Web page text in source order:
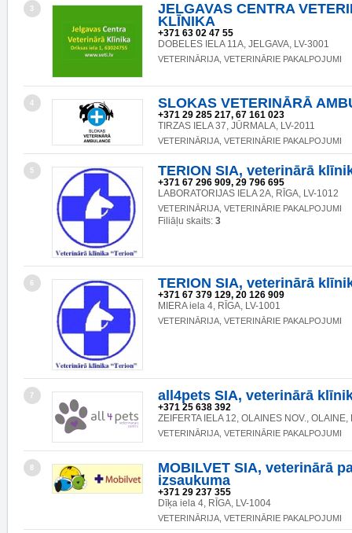
3
JELGAVAS CENTRA
KLĪNIKA
+371 63 02 47 55
DOBELES IELA 11A, JELGAVA, LV-3001
VETERINĀRIJA, VETERINĀRIE PAKALPOJUMI
4 SLOKAS VETERINĀRĀ
+371 29 285 217, 67 161 023
TIRZAS IELA 37, JŪRMALA, LV-2011
VETERINĀRIJA, VETERINĀRIE PAKALPOJUMI
5 TERION SIA, veterinārā
+371 67 296 909, 29 796 695
LABORATORIJAS IELA 2A, RĪGA, LV-1012
VETERINĀRIJA, VETERINĀRIE PAKALPOJUMI
Filiāļu skaits: 3
6 TERION SIA, veterinārā
+371 67 379 129, 20 126 909
MIERA iela 4, RĪGA, LV-1001
VETERINĀRIJA, VETERINĀRIE PAKALPOJUMI
7 all4pets SIA, veterinārā
+371 25 638 392
ZEIFERTA IELA 12, OLAINES NOV., OLAINE,
VETERINĀRIJA, VETERINĀRIE PAKALPOJUMI
8
MOBILVET SIA, veterinārā
izsaukuma
+371 29 237 355
Dīķa iela 4, RĪGA, LV-1004
VETERINĀRIJA, VETERINĀRIE PAKALPOJUMI